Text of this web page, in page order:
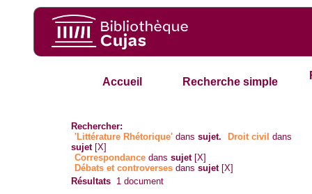
Accueil Recherche simple
Rechercher:
'Littérature Rhétorique' danssujet. Droit civil dans
sujet [X]
Correspondance danssujet [X]
Débats et controverses danssujet [X]
Résultats 1 document